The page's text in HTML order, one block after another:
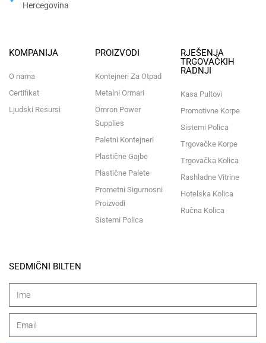
Hercegovina​
KOMPANIJA
O nama
Certifikat
Ljudski Resursi
PROIZVODI
Kontejneri Za Otpad
Metalni Ormari
Omron Power
Supplies
Paletni Kontejneri
Plastične Gajbe
Plastične Palete
Prometni Sigurnosni
Proizvodi
Sistemi Polica
RJEŠENJA
TRGOVAČKIH
RADNJI
Kasa Pultovi
Promotivne Korpe
Sistemi Polica
Trgovačke Korpe
Trgovačka Kolica
Rashladne Vitrine
Hotelska Kolica
Ručna Kolica
SEDMIČNI BILTEN